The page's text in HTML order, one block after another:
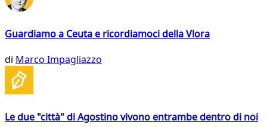
Guardiamo a Ceuta e ricordiamoci della Vlora
di Marco Impagliazzo
Le due "città" di Agostino vivono entrambe dentro di noi